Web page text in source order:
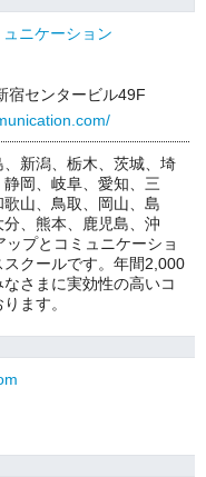
ニケーション
宿センタービル49F
新潟、栃木、茨城、埼
岡、岐阜、愛知、三
山、鳥取、岡山、島
、熊本、鹿児島、沖
プとコミュニケーショ
クールです。年間2,000
さまに実効性の高いコ
ます。